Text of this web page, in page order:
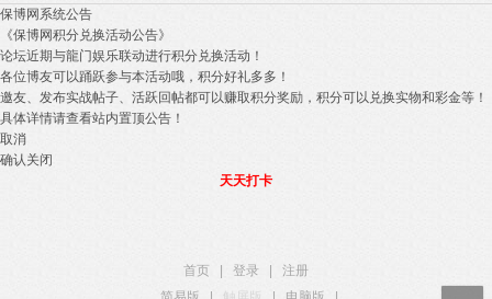
保博网系统公告
《保博网积分兑换活动公告》
论坛近期与龍门娱乐联动进行积分兑换活动！
各位博友可以踊跃参与本活动哦，积分好礼多多！
邀友、发布实战帖子、活跃回帖都可以赚取积分奖励，积分可以兑换实物和彩金等！
具体详情请查看站内置顶公告！
取消
确认关闭
天天打卡
首页 登录
注册